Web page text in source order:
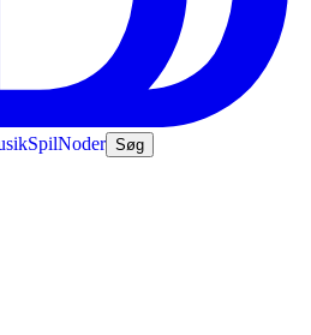
SpilNoder Søg